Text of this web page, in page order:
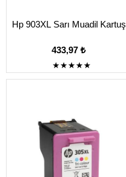
Hp 903XL Sarı Muadil Kartuş
★★★★★
433,97 ₺